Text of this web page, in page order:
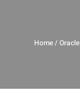
Home/Oracle